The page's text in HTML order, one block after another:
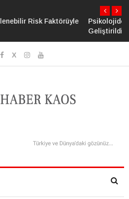
Çöküş Riskini Ölçen Model